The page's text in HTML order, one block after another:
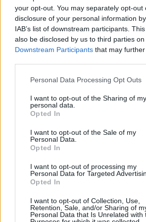
your opt-out. You may separately opt-out
disclosure of your personal information
IAB’s list of downstream participants.
also be disclosed by us to third parties on
Downstream Participants that may
Personal Data Processing Opt Outs
I want to opt-out of the Sharing of my
personal data.
Opted In
I want to opt-out of the Sale of my
Personal Data.
Opted In
I want to opt-out of processing my
Personal Data for Targeted
Opted In
I want to opt-out of Collection, Use,
Retention, Sale, and/or Sharing of
Personal Data that Is Unrelated with
1 šalica kišnice
2 ml joda
3 ml 10% octa
1 žličica krumpirovog škroba
Pristup:
Sjediniti sve sastojke.
Zatim pripremljenu smjesu ulijte u
napunite kišnicom.
Nanesite ovaj sprej na rajčice i vaši će